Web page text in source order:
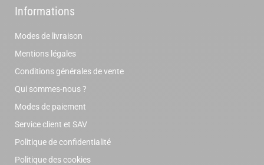
Informations
Modes de livraison
Mentions légales
Conditions générales de vente
Qui sommes-nous ?
Modes de paiement
Service client et SAV
Politique de confidentialité
Politique des cookies